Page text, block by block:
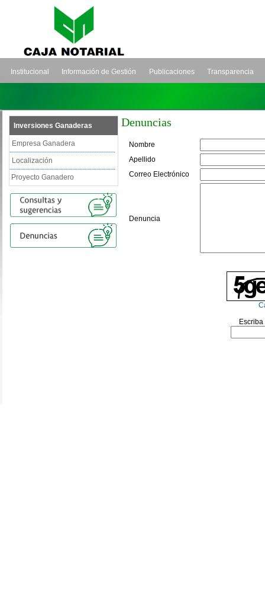
Institucional Información de Gestión Publicaciones Transparencia
Inversiones Ganaderas
Empresa Ganadera
Localización
Proyecto Ganadero
Denuncias
Nombre
Apellido
Correo Electrónico
Denuncia